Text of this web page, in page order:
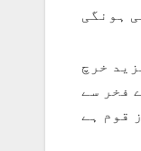
خرچ
فخر سے
قوم ہے